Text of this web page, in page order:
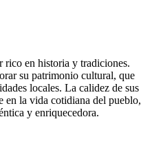
rico en historia y tradiciones.
su patrimonio cultural, que
locales. La calidez de sus
en la vida cotidiana del pueblo,
y enriquecedora.